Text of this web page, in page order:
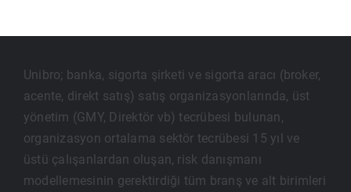
Unibro; banka, sigorta şirketi ve sigorta aracı (broker,
acente, direkt satış) satış organizasyonlarında, üst
yönetim (GMY, Direktör vb) tecrübesi bulunan,
organizasyon ortalama sektör tecrübesi 15 yıl ve
üstü çalışanlardan oluşan, risk danışmanı
modellemesinin gerektirdiği tüm branş ve alt birimleri